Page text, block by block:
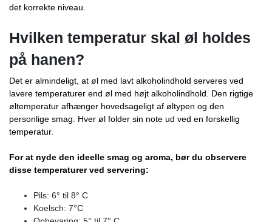
det korrekte niveau.
Hvilken temperatur skal øl holdes
på hanen?
Det er almindeligt, at øl med lavt alkoholindhold serveres ved
lavere temperaturer end øl med højt alkoholindhold. Den rigtige
øltemperatur afhænger hovedsageligt af øltypen og den
personlige smag. Hver øl folder sin note ud ved en forskellig
temperatur.
For at nyde den ideelle smag og aroma, bør du observere
disse temperaturer ved servering:
Pils: 6° til 8° C
Koelsch: 7°C